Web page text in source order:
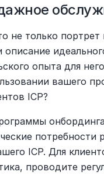
не только портрет
описание
опыта для
вашего
ICP?
потребности
ICP. Для
проводите